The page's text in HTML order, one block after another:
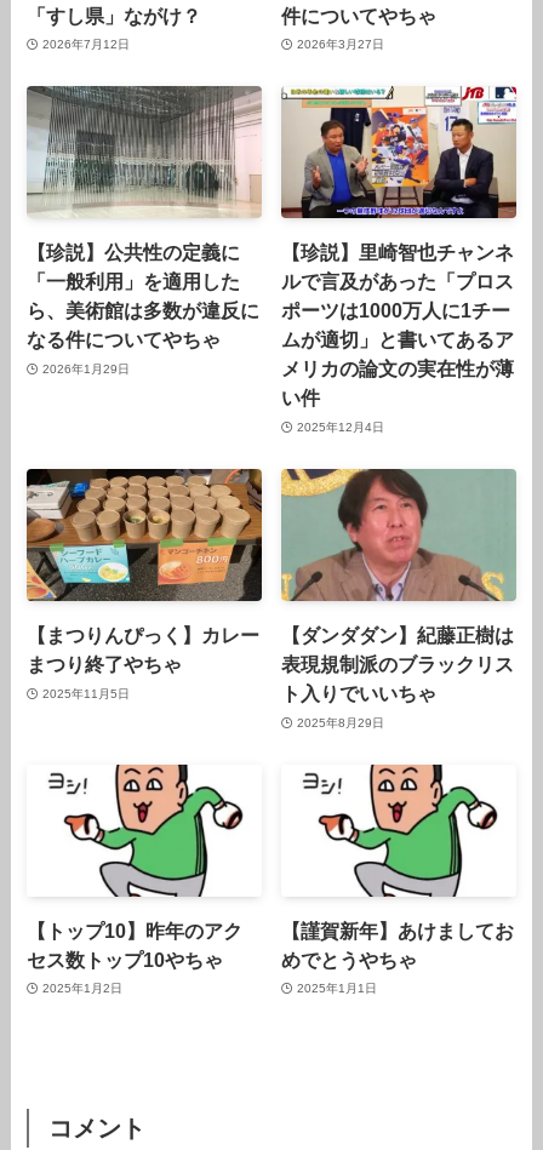
「すし県」ながけ？
2026年7月12日
件についてやちゃ
2026年3月27日
【珍説】公共性の定義に
「一般利用」を適用した
ら、美術館は多数が違反に
なる件についてやちゃ
2026年1月29日
【珍説】里崎智也チャンネ
ルで言及があった「プロス
ポーツは1000万人に1チー
ムが適切」と書いてあるア
メリカの論文の実在性が薄
い件
2025年12月4日
【まつりんぴっく】カレー
まつり終了やちゃ
2025年11月5日
【ダンダダン】紀藤正樹は
表現規制派のブラックリス
ト入りでいいちゃ
2025年8月29日
【トップ10】昨年のアク
セス数トップ10やちゃ
2025年1月2日
【謹賀新年】あけましてお
めでとうやちゃ
2025年1月1日
コメント